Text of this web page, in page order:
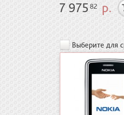
7 97582 р.
Выберите для